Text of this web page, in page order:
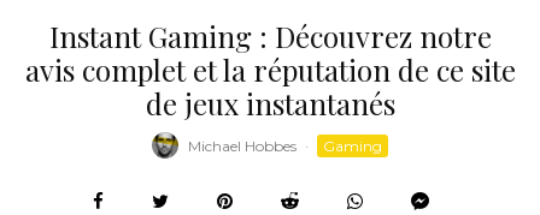
Instant Gaming : Découvrez notre
avis complet et la réputation de ce site
de jeux instantanés
Michael Hobbes · Gaming